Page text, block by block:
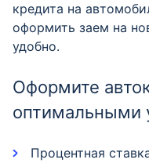
кредита на
оформить заем на
удобно.
Оформите
оптимальными
Процентная